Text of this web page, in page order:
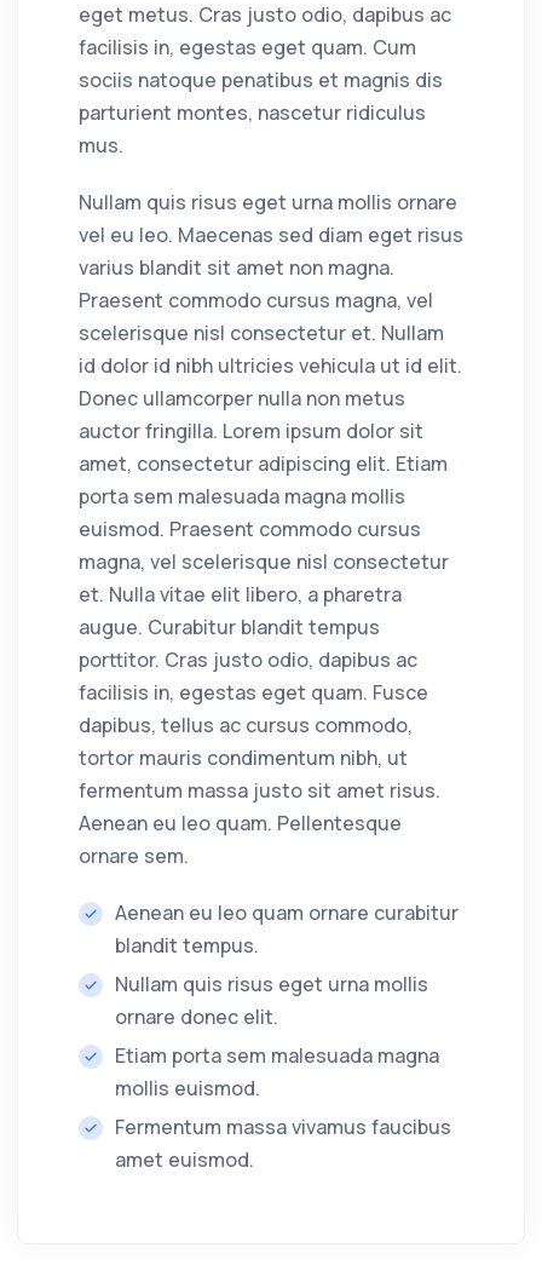
eget metus. Cras justo odio, dapibus ac
facilisis in, egestas eget quam. Cum
sociis natoque penatibus et magnis dis
parturient montes, nascetur ridiculus
mus.
Nullam quis risus eget urna mollis ornare
vel eu leo. Maecenas sed diam eget risus
varius blandit sit amet non magna.
Praesent commodo cursus magna, vel
scelerisque nisl consectetur et. Nullam
id dolor id nibh ultricies vehicula ut id elit.
Donec ullamcorper nulla non metus
auctor fringilla. Lorem ipsum dolor sit
amet, consectetur adipiscing elit. Etiam
porta sem malesuada magna mollis
euismod. Praesent commodo cursus
magna, vel scelerisque nisl consectetur
et. Nulla vitae elit libero, a pharetra
augue. Curabitur blandit tempus
porttitor. Cras justo odio, dapibus ac
facilisis in, egestas eget quam. Fusce
dapibus, tellus ac cursus commodo,
tortor mauris condimentum nibh, ut
fermentum massa justo sit amet risus.
Aenean eu leo quam. Pellentesque
ornare sem.
Aenean eu leo quam ornare curabitur
blandit tempus.
Nullam quis risus eget urna mollis
ornare donec elit.
Etiam porta sem malesuada magna
mollis euismod.
Fermentum massa vivamus faucibus
amet euismod.